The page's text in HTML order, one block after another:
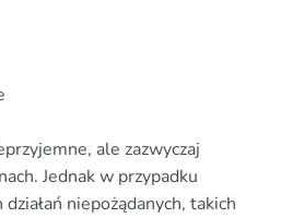
ale zazwyczaj
Jednak w przypadku
niepożądanych, takich